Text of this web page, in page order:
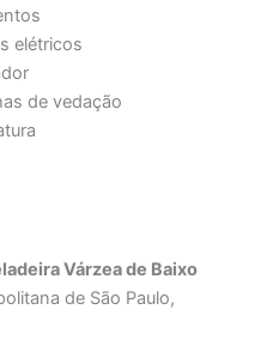
elétricos
de vedação
Várzea de Baixo
de São Paulo,